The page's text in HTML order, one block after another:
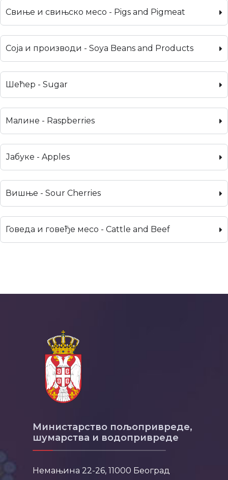
Свиње и свињско месо - Pigs and Pigmeat
Соја и производи - Soya Beans and Products
Шећер - Sugar
Малине - Raspberries
Јабуке - Apples
Вишње - Sour Cherries
Говеда и говеђе месо - Cattle and Beef
Министарство пољопривреде,
шумарства и водопривреде
Немањина 22-26, 11000 Београд